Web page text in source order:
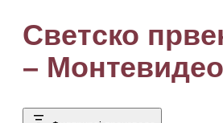
Светско
–